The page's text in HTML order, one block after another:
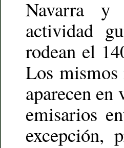
Navarra y
actividad
rodean el
Los mismos
aparecen en
emisarios
excepción,